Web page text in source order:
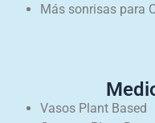
Más sonrisas para
Vasos Plant Based